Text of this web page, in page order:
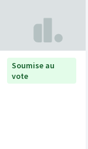
Soumise au
vote